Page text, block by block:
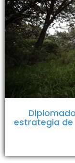
estrategia de